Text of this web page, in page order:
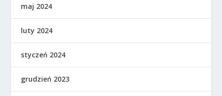
maj 2024
luty 2024
styczeń 2024
grudzień 2023